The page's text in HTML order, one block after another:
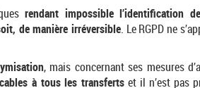
rendant impossible l’identification
de manière irréversible. Le RGPD ne
, mais concernant ses mesures
à tous les transferts et il n’est pas